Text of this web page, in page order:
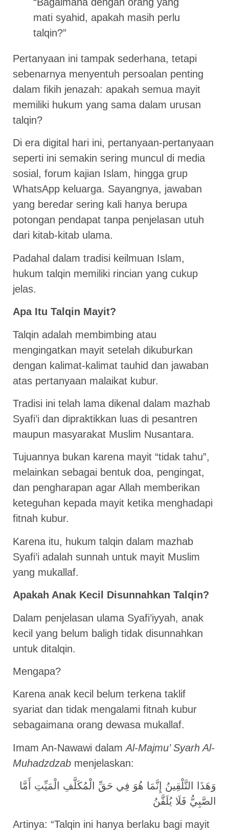
mati syahid, apakah masih perlu
talqin?”
Pertanyaan ini tampak sederhana, tetapi
sebenarnya menyentuh persoalan penting
dalam fikih jenazah: apakah semua mayit
memiliki hukum yang sama dalam urusan
talqin?
Di era digital hari ini, pertanyaan-pertanyaan
seperti ini semakin sering muncul di media
sosial, forum kajian Islam, hingga grup
WhatsApp keluarga. Sayangnya, jawaban
yang beredar sering kali hanya berupa
potongan pendapat tanpa penjelasan utuh
dari kitab-kitab ulama.
Padahal dalam tradisi keilmuan Islam,
hukum talqin memiliki rincian yang cukup
jelas.
Apa Itu Talqin Mayit?
Talqin adalah membimbing atau
mengingatkan mayit setelah dikuburkan
dengan kalimat-kalimat tauhid dan jawaban
atas pertanyaan malaikat kubur.
Tradisi ini telah lama dikenal dalam mazhab
Syafi’i dan dipraktikkan luas di pesantren
maupun masyarakat Muslim Nusantara.
Tujuannya bukan karena mayit “tidak tahu”,
melainkan sebagai bentuk doa, pengingat,
dan pengharapan agar Allah memberikan
keteguhan kepada mayit ketika menghadapi
fitnah kubur.
Karena itu, hukum talqin dalam mazhab
Syafi’i adalah sunnah untuk mayit Muslim
yang mukallaf.
Apakah Anak Kecil Disunnahkan Talqin?
Dalam penjelasan ulama Syafi’iyyah, anak
kecil yang belum baligh tidak disunnahkan
untuk ditalqin.
Mengapa?
Karena anak kecil belum terkena taklif
syariat dan tidak mengalami fitnah kubur
sebagaimana orang dewasa mukallaf.
Imam An-Nawawi dalamAl-Majmu’ Syarh Al-
Muhadzdzab menjelaskan:
وَهَذَا التَّلْقِينُ إِنَّمَا هُوَ فِي حَقِّ الْمُكَلَّفِ الْمَيِّتِ أَمَّا
الصَّبِيُّ فَلَا يُلَقَّنُ
Artinya: “Talqin ini hanya berlaku bagi mayit